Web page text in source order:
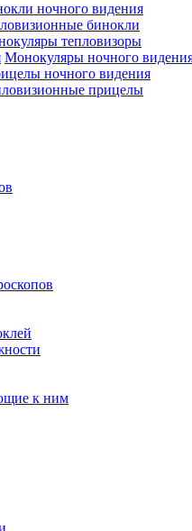
ночного видения
бинокли
тепловизоры
Монокуляры ночного
ночного видения
прицелы
к ним